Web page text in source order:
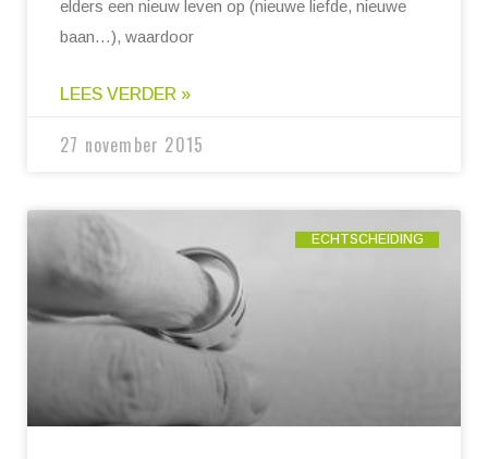
elders een nieuw leven op (nieuwe liefde, nieuwe
baan…), waardoor
LEES VERDER »
27 november 2015
ECHTSCHEIDING